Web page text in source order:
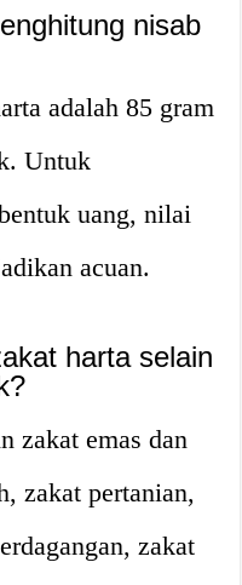
nisab
adalah 85 gram
Untuk
uang, nilai
acuan.
harta selain
zakat emas dan
zakat pertanian,
zakat